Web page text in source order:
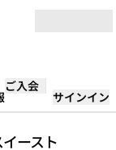
ご入会
サインイン
ースト